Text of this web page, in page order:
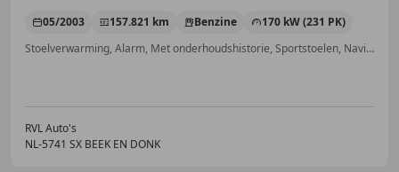
05/2003 157.821 km Benzine
170 kW (231 PK)
Stoelverwarming, Alarm, Met onderhoudshistorie, Sportstoelen, Navigatiesysteem, Radio, Open dak, Centrale deurvergrendeling met afstandsbediening
RVL Auto's
NL-5741 SX BEEK EN DONK